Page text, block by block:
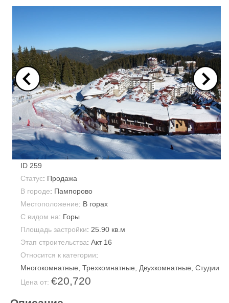
ID 259
Статус: Продажа
В городе: Пампорово
Местоположение: В горах
С видом на: Горы
Площадь застройки: 25.90 кв.м
Этап строительства: Акт 16
Относится к категории:
Многокомнатные, Трехкомнатные, Двухкомнатные, Студии
Цена от: €20,720